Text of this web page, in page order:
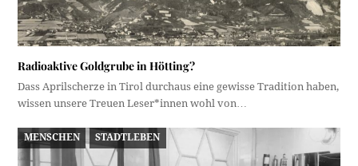
Radioaktive Goldgrube in Hötting?
Dass Aprilscherze in Tirol durchaus eine gewisse Tradition haben,
wissen unsere Treuen Leser*innen wohl von…
MENSCHEN STADTLEBEN